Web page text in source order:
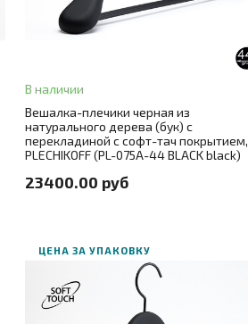
В наличии
Вешалка-плечики черная из
натурального дерева (бук) с
перекладиной с софт-тач покрытием,
PLECHIKOFF (PL-075A-44 BLACK black)
23400.00 руб
Длина
Цвет металла
Количество 30
Количество в упаковке
ЦЕНА ЗА УПАКОВКУ